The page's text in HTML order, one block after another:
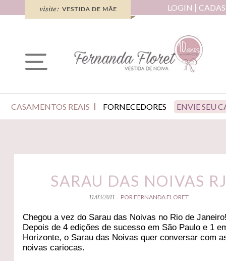
LOGIN
CASAMENTOS REAIS FORNECEDORES ENVIE SEU
SARAU DAS NOIVAS
11/03/2011 - POR FERNANDA FLORET
Chegou a vez do Sarau das Noivas no Rio de
Depois de 4 edições de sucesso em São Paulo e 1
Horizonte, o Sarau das Noivas quer conversar com
noivas cariocas.